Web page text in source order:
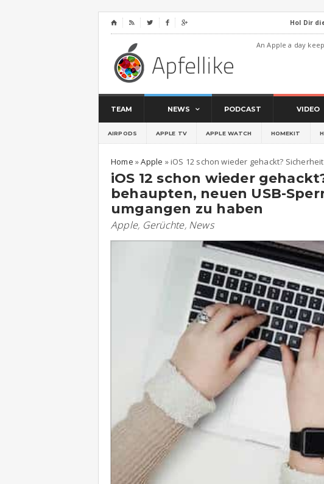
⌂     Hol Dir
An Apple a day
TEAM NEWS PODCAST VIDEO
AIRPODS APPLE TV APPLE WATCH HOMEKIT
Home »Apple » iOS 12 schon wieder gehackt?
iOS 12 schon wieder
behaupten, neuen USB-
umgangen zu haben
Apple, Gerüchte, News